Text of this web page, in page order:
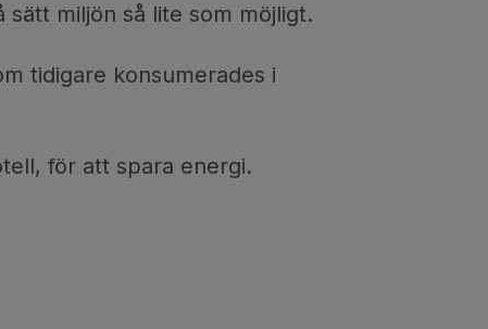
miljön så lite som möjligt.
tidigare konsumerades i
för att spara energi.